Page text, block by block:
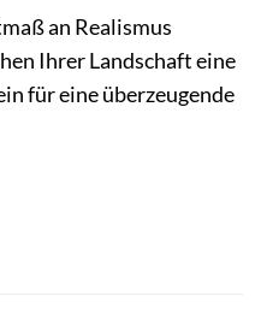
an Realismus
Ihrer Landschaft eine
für eine überzeugende